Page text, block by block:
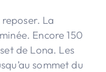
La
Encore 150
de Lona. Les
sommet du